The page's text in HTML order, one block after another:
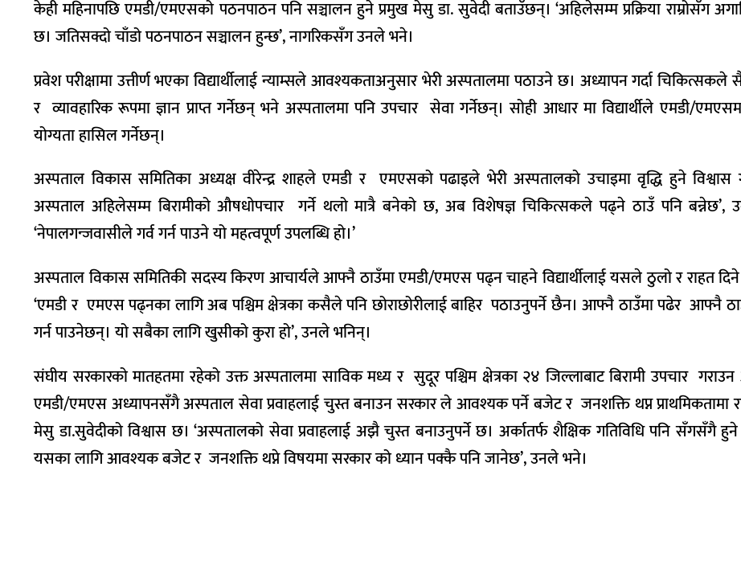
केही महिनापछि एमडी/एमएसको पठनपाठन पनि सञ्चालन हुने प्रमुख मेसु डा. सुवेदी बताउँछन्। ‘अहिलेसम्म प्रक्रिया राम्रोसँग
छ। जतिसक्दो चाँडो पठनपाठन सञ्चालन हुन्छ’, नागरिकसँग उनले भने।
प्रवेश परीक्षामा उत्तीर्ण भएका विद्यार्थीलाई न्याम्सले आवश्यकताअनुसार भेरी अस्पतालमा पठाउने छ। अध्यापन गर्दा चिकित्सकले
र व्यावहारिक रूपमा ज्ञान प्राप्त गर्नेछन् भने अस्पतालमा पनि उपचार सेवा गर्नेछन्। सोही आधार मा विद्यार्थीले एमडी/
योग्यता हासिल गर्नेछन्।
अस्पताल विकास समितिका अध्यक्ष वीरेन्द्र शाहले एमडी र एमएसको पढाइले भेरी अस्पतालको उचाइमा वृद्धि हुने विश्वास
अस्पताल अहिलेसम्म बिरामीको औषधोपचार गर्ने थलो मात्रै बनेको छ, अब विशेषज्ञ चिकित्सकले पढ्ने ठाउँ पनि बन्नेछ’,
‘नेपालगन्जवासीले गर्व गर्न पाउने यो महत्वपूर्ण उपलब्धि हो।’
अस्पताल विकास समितिकी सदस्य किरण आचार्यले आफ्नै ठाउँमा एमडी/एमएस पढ्न चाहने विद्यार्थीलाई यसले ठुलो र राहत
‘एमडी र एमएस पढ्नका लागि अब पश्चिम क्षेत्रका कसैले पनि छोराछोरीलाई बाहिर पठाउनुपर्ने छैन। आफ्नै ठाउँमा पढेर आफ्नै
गर्न पाउनेछन्। यो सबैका लागि खुसीको कुरा हो’, उनले भनिन्।
संघीय सरकारको मातहतमा रहेको उक्त अस्पतालमा साविक मध्य र सुदूर पश्चिम क्षेत्रका २४ जिल्लाबाट बिरामी उपचार
एमडी/एमएस अध्यापनसँगै अस्पताल सेवा प्रवाहलाई चुस्त बनाउन सरकार ले आवश्यक पर्ने बजेट र जनशक्ति थप्न प्राथमिकतामा
मेसु डा.सुवेदीको विश्वास छ। ‘अस्पतालको सेवा प्रवाहलाई अझै चुस्त बनाउनुपर्ने छ। अर्कातर्फ शैक्षिक गतिविधि पनि सँगसँगै
यसका लागि आवश्यक बजेट र जनशक्ति थप्ने विषयमा सरकार को ध्यान पक्कै पनि जानेछ’, उनले भने।